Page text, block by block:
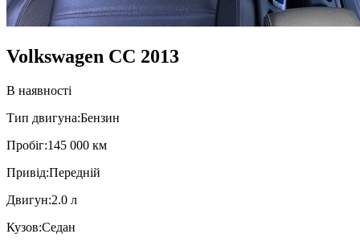
Volkswagen CC 2013
В наявності
Тип двигуна:Бензин
Пробiг:145 000 км
Привiд:Передній
Двигун:2.0 л
Кузов:Седан